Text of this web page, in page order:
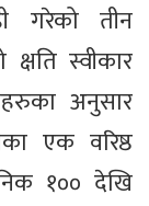
गरेको तीन
स्वीकार
अनुसार
एक वरिष्ठ
१०० देखि